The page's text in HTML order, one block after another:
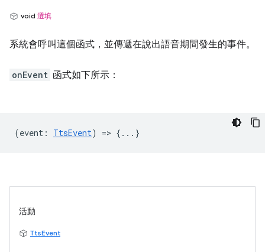
void 選填
系統會呼叫這個函式，並傳遞在說出語音期間發生的事件。
onEvent 函式如下所示：
(event : TtsEvent) => {...}
活動
TtsEvent